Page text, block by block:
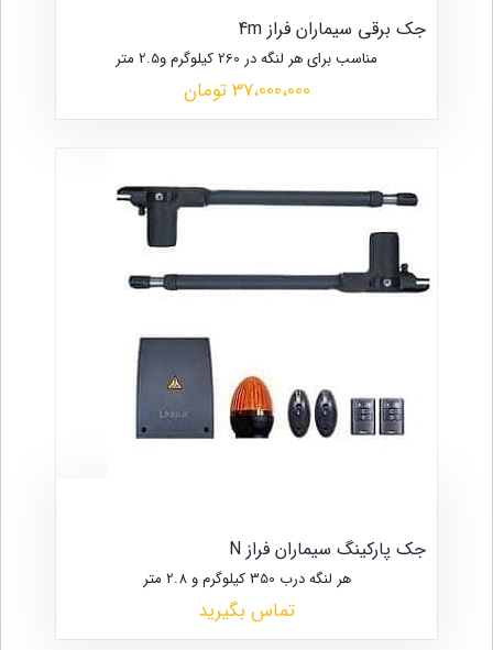
جک برقی سیماران فراز 4m
مناسب برای هر لنگه در 260 کیلوگرم و2.5 متر
37،000،000 تومان
جک پارکینگ سیماران فراز N
هر لنگه درب 350 کیلوگرم و 2.8 متر
تماس بگیرید